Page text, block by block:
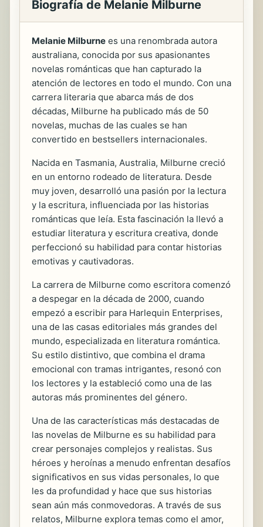
Biografía de Melanie Milburne
Melanie Milburne es una renombrada autora
australiana, conocida por sus apasionantes
novelas románticas que han capturado la
atención de lectores en todo el mundo. Con una
carrera literaria que abarca más de dos
décadas, Milburne ha publicado más de 50
novelas, muchas de las cuales se han
convertido en bestsellers internacionales.
Nacida en Tasmania, Australia, Milburne creció
en un entorno rodeado de literatura. Desde
muy joven, desarrolló una pasión por la lectura
y la escritura, influenciada por las historias
románticas que leía. Esta fascinación la llevó a
estudiar literatura y escritura creativa, donde
perfeccionó su habilidad para contar historias
emotivas y cautivadoras.
La carrera de Milburne como escritora comenzó
a despegar en la década de 2000, cuando
empezó a escribir para Harlequin Enterprises,
una de las casas editoriales más grandes del
mundo, especializada en literatura romántica.
Su estilo distintivo, que combina el drama
emocional con tramas intrigantes, resonó con
los lectores y la estableció como una de las
autoras más prominentes del género.
Una de las características más destacadas de
las novelas de Milburne es su habilidad para
crear personajes complejos y realistas. Sus
héroes y heroínas a menudo enfrentan desafíos
significativos en sus vidas personales, lo que
les da profundidad y hace que sus historias
sean aún más conmovedoras. A través de sus
relatos, Milburne explora temas como el amor,